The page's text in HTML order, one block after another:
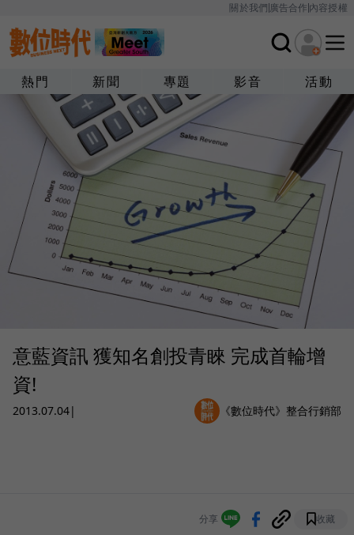
關於我們廣告合作內容授權
熱門 新聞 專題 影音 活動
意藍資訊 獲知名創投青睞 完成首輪增
資!
2013.07.04| 《數位時代》整合行銷部
分享 收藏